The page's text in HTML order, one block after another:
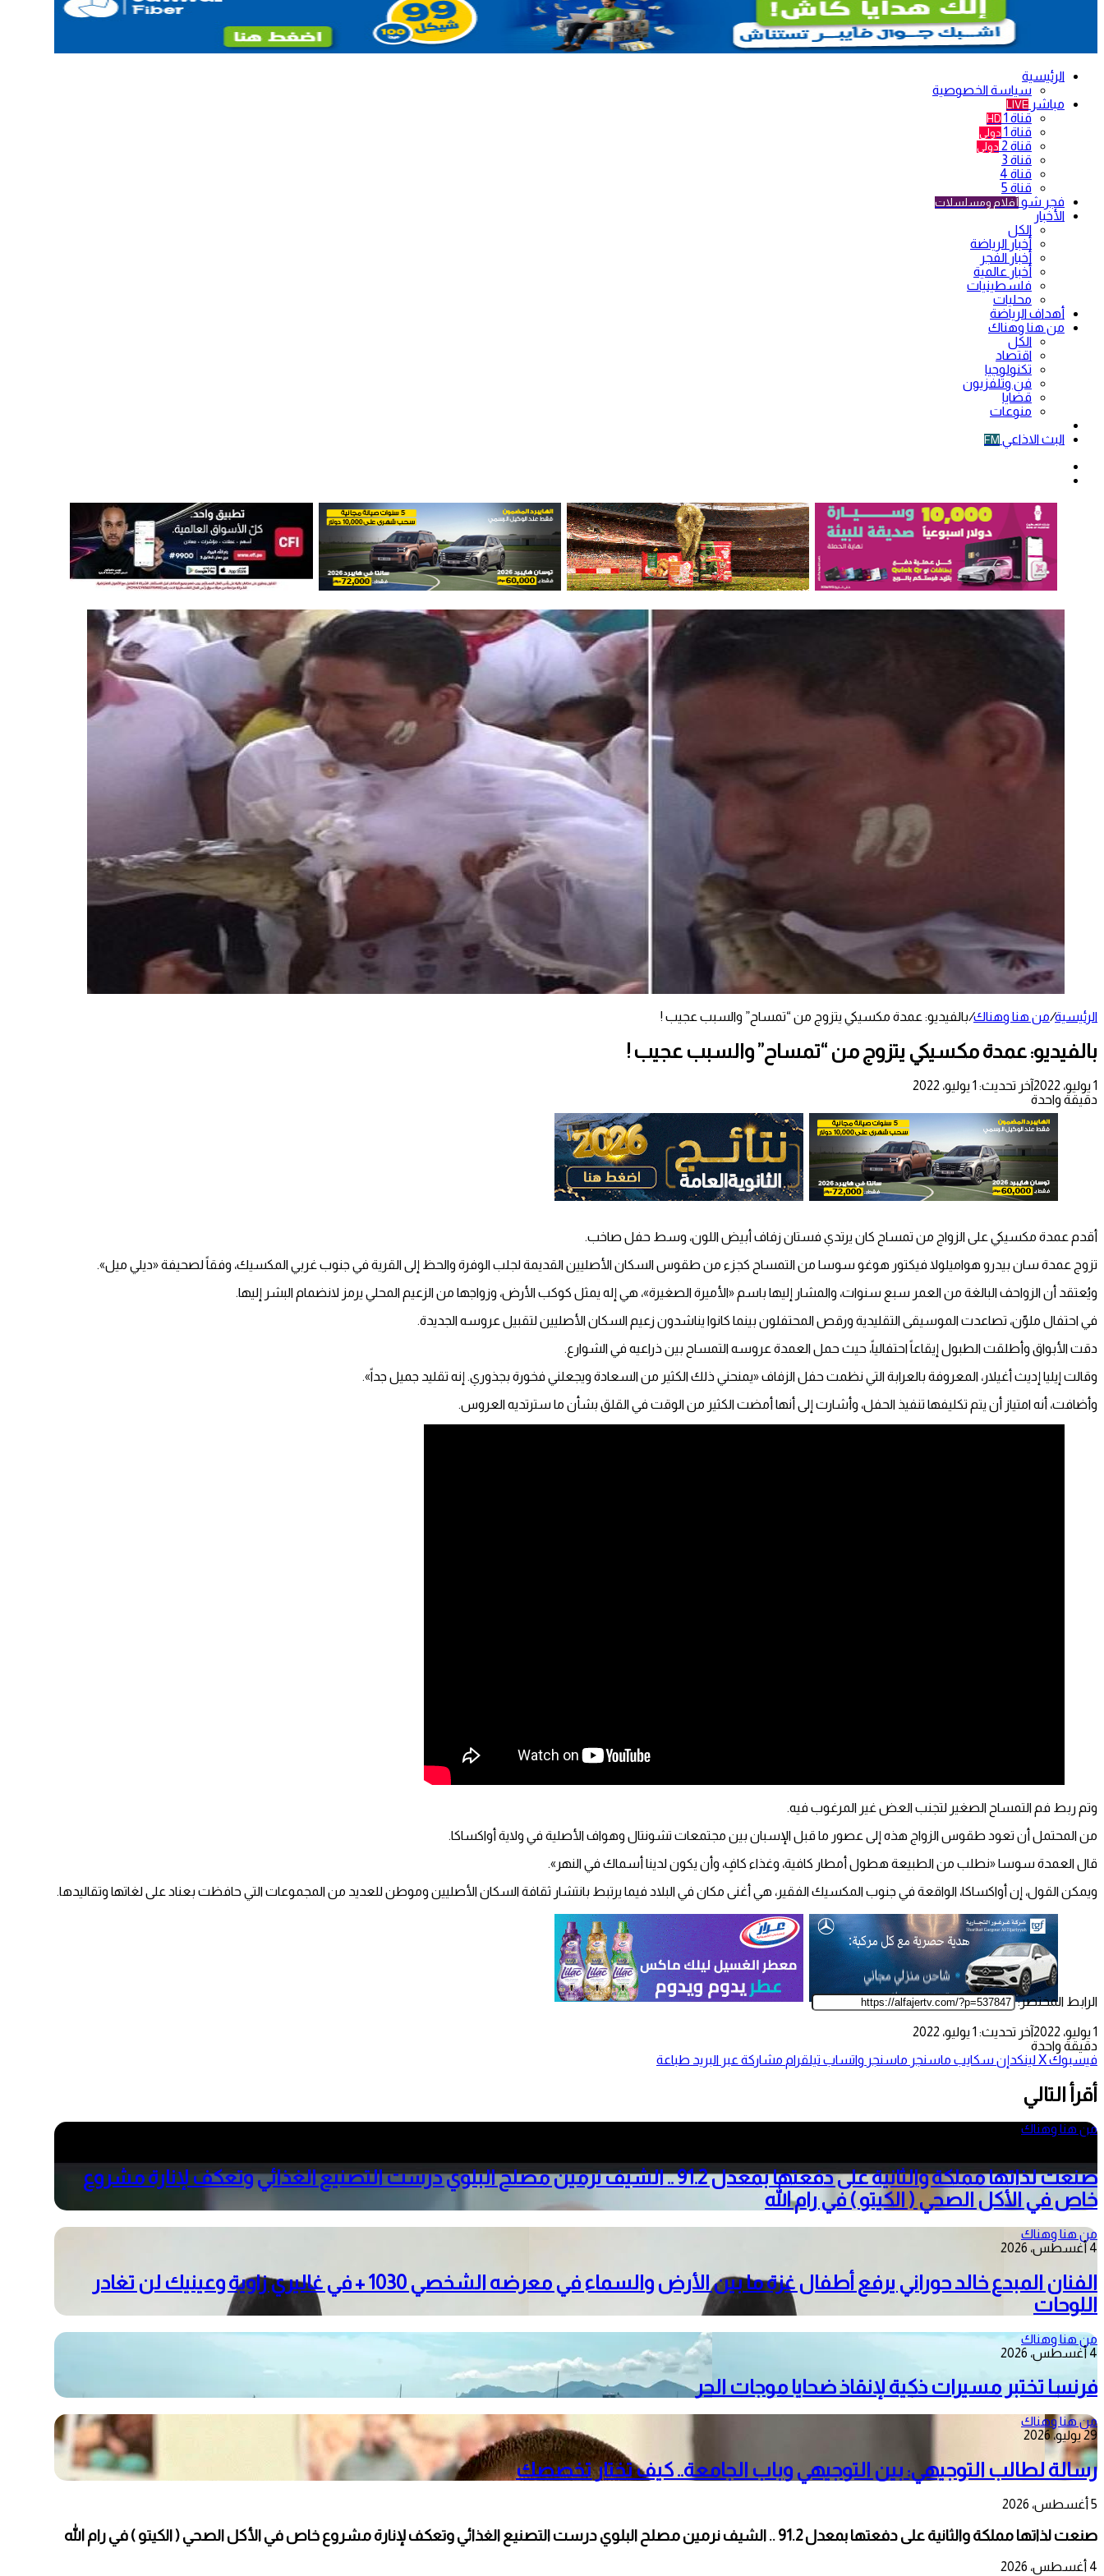
الرئيسية
سياسة الخصوصية
مباشر LIVE
قناة 1 HD
قناة 1 دولي
قناة 2 دولي
قناة 3
قناة 4
قناة 5
فجر شو أفلام ومسلسلات
الأخبار
الكل
أخبار الرياضة
أخبار الفجر
أخبار عالمية
فلسطينيات
محليات
أهداف الرياضة
من هنا وهناك
الكل
اقتصاد
تكنولوجيا
فن وتلفزيون
قضايا
منوعات
البث الاذاعي FM
الرئيسية/من هنا وهناك/بالفيديو: عمدة مكسيكي يتزوج من “تمساح” والسبب عجيب !
بالفيديو: عمدة مكسيكي يتزوج من “تمساح” والسبب عجيب !
1 يوليو، 2022
آخر تحديث: 1 يوليو، 2022
دقيقة واحدة
أقدم عمدة مكسيكي على الزواج من تمساح كان يرتدي فستان زفاف أبيض اللون، وسط حفل صاخب.
تزوج عمدة سان بيدرو هواميلولا فيكتور هوغو سوسا من التمساح كجزء من طقوس السكان الأصليين القديمة لجلب الوفرة والحظ إلى القرية في جنوب غربي المكسيك، وفقاً لصحيفة «ديلي ميل».
ويُعتقد أن الزواحف البالغة من العمر سبع سنوات، والمشار إليها باسم «الأميرة الصغيرة»، هي إله يمثل كوكب الأرض، وزواجها من الزعيم المحلي يرمز لانضمام البشر إليها.
في احتفال ملوّن، تصاعدت الموسيقى التقليدية ورقص المحتفلون بينما كانوا يناشدون زعيم السكان الأصليين لتقبيل عروسه الجديدة.
دقت الأبواق وأطلقت الطبول إيقاعاً احتفالياً، حيث حمل العمدة عروسه التمساح بين ذراعيه في الشوارع.
وقالت إيليا إديث أغيلار، المعروفة بالعرابة التي نظمت حفل الزفاف «يمنحني ذلك الكثير من السعادة ويجعلني فخورة بجذوري. إنه تقليد جميل جداً».
وأضافت، أنه امتياز أن يتم تكليفها تنفيذ الحفل، وأشارت إلى أنها أمضت الكثير من الوقت في القلق بشأن ما سترتديه العروس.
وتم ربط فم التمساح الصغير لتجنب العض غير المرغوب فيه.
من المحتمل أن تعود طقوس الزواج هذه إلى عصور ما قبل الإسبان بين مجتمعات تشونتال وهواف الأصلية في ولاية أواكساكا.
قال العمدة سوسا «نطلب من الطبيعة هطول أمطار كافية، وغذاء كافٍ، وأن يكون لدينا أسماك في النهر».
ويمكن القول، إن أواكساكا، الواقعة في جنوب المكسيك الفقير، هي أغنى مكان في البلاد فيما يرتبط بانتشار ثقافة السكان الأصليين وموطن للعديد من المجموعات التي حافظت بعناد على لغاتها وتقاليدها.
الرابط المختصر:
1 يوليو، 2022
آخر تحديث: 1 يوليو، 2022
دقيقة واحدة
فيسبوك‫Xلينكدإن سكايب ماسنجر ماسنجر واتساب تيلقرام مشاركة عبر البريد طباعة
أقرأ التالي
من هنا وهناك
صنعت لذاتها مملكة والثانية على دفعتها بمعدل 91.2 .. الشيف نرمين مصلح البلوي درست التصنيع الغذائي وتعكف لإنارة مشروع
خاص في الأكل الصحي ( الكيتو ) في رام الله
من هنا وهناك
4 أغسطس، 2026
الفنان المبدع خالد حوراني يرفع أطفال غزة ما بين الأرض والسماء في معرضه الشخصي 1030 + في غاليري زاوية وعينيك لن تغادر
اللوحات
من هنا وهناك
4 أغسطس، 2026
فرنسا تختبر مسيرات ذكية لإنقاذ ضحايا موجات الحر
من هنا وهناك
29 يوليو، 2026
رسالة لطالب التوجيهي: بين التوجيهي وباب الجامعة.. كيف تختار تخصصك
5 أغسطس، 2026
صنعت لذاتها مملكة والثانية على دفعتها بمعدل 91.2 .. الشيف نرمين مصلح البلوي درست التصنيع الغذائي وتعكف لإنارة مشروع خاص في الأكل الصحي ( الكيتو ) في رام الله
4 أغسطس، 2026